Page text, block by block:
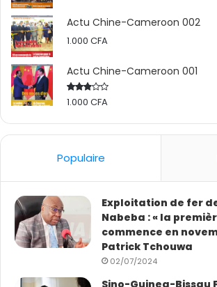
Actu Chine-Cameroon 002
1.000 CFA
Actu Chine-Cameroon 001
Rated
1.000 CFA
Populaire
Exploitation de fer
Nabeba : « la
commence en
Patrick Tchouwa
02/07/2024